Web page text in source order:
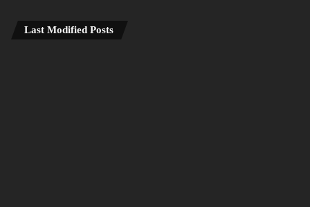
Last Modified Posts